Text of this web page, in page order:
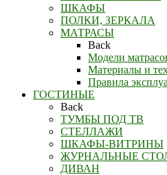
ШКАФЫ
ПОЛКИ, ЗЕРКАЛА
МАТРАСЫ
Back
Модели
Материалы и
Правила
ГОСТИНЫЕ
Back
ТУМБЫ ПОД ТВ
СТЕЛЛАЖИ
ШКАФЫ-ВИТРИНЫ
ЖУРНАЛЬНЫЕ
ДИВАН